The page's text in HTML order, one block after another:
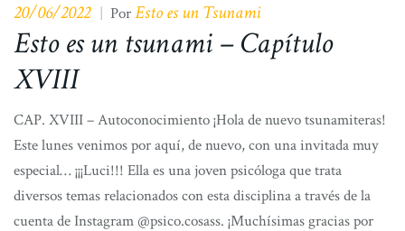
20/06/2022 PorEsto es un Tsunami
Esto es un tsunami – Capítulo
XVIII
CAP. XVIII – Autoconocimiento ¡Hola de nuevo tsunamiteras!
Este lunes venimos por aquí, de nuevo, con una invitada muy
especial… ¡¡¡Luci!!! Ella es una joven psicóloga que trata
diversos temas relacionados con esta disciplina a través de la
cuenta de Instagram @psico.cosass. ¡Muchísimas gracias por